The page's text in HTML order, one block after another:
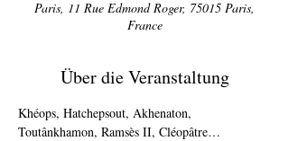
Paris, 11 Rue Edmond Roger, 75015 Paris,
France
Über die Veranstaltung
Khéops, Hatchepsout, Akhenaton,
Toutânkhamon, Ramsès II, Cléopâtre…